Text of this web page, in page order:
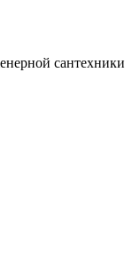
сантехники